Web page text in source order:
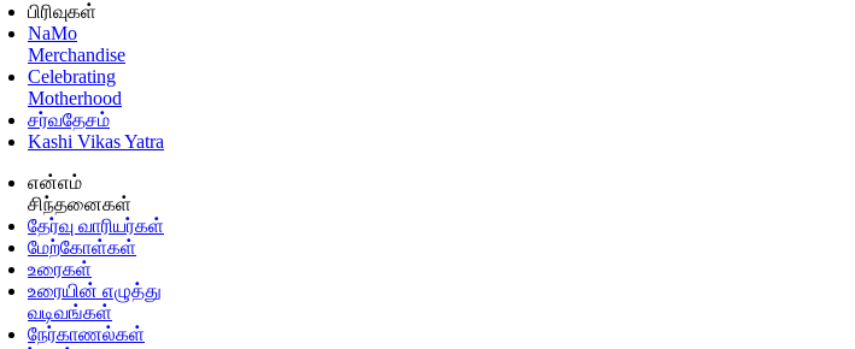
பிரிவுகள்
NaMo
Merchandise
Celebrating
Motherhood
சர்வதேசம்
Kashi Vikas Yatra
என்எம்
சிந்தனைகள்
தேர்வு வாரியர்கள்
மேற்கோள்கள்
உரைகள்
உரையின் எழுத்து
வடிவங்கள்
நேர்காணல்கள்